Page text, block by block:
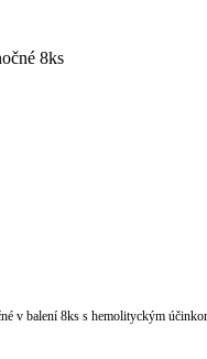
v balení 8ks s hemolityckým